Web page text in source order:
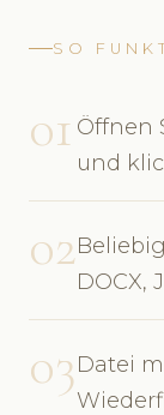
SO
01 Öffnen
und
02
DOCX,
03Datei